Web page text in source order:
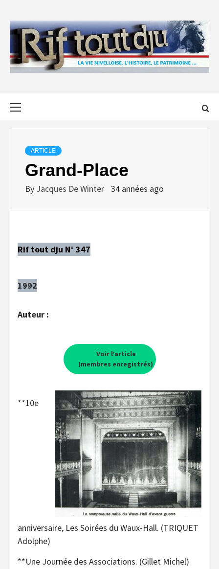
content
ARTICLE
Grand-Place
By Jacques De Winter 34 années ago
Rif tout dju N° 347
1992
Auteur :
Voir l’article
(membres enregistrés)
**10e
anniversaire, Les Soirées du Waux-Hall. (TRIQUET
Adolphe)
**Une Journée des Associations. (Gillet Michel)